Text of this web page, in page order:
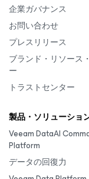
企業ガバナンス
お問い合わせ
プレスリリース
ブランド・リソース
ー
トラストセンター
製品・ソリューショ
Veeam DataAI
Platform
データの回復力